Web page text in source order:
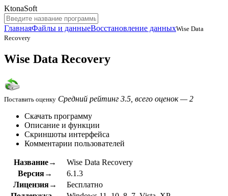
KtonaSoft
ГлавнаяФайлы и данныеВосстановление данныхWise Data
Recovery
Wise Data Recovery
Поставить оценку Средний рейтинг 3.5, всего оценок — 2
Скачать программу
Описание и функции
Скриншоты интерфейса
Комментарии пользователей
Название→
Wise Data Recovery
Версия→
6.1.3
Лицензия→
Бесплатно